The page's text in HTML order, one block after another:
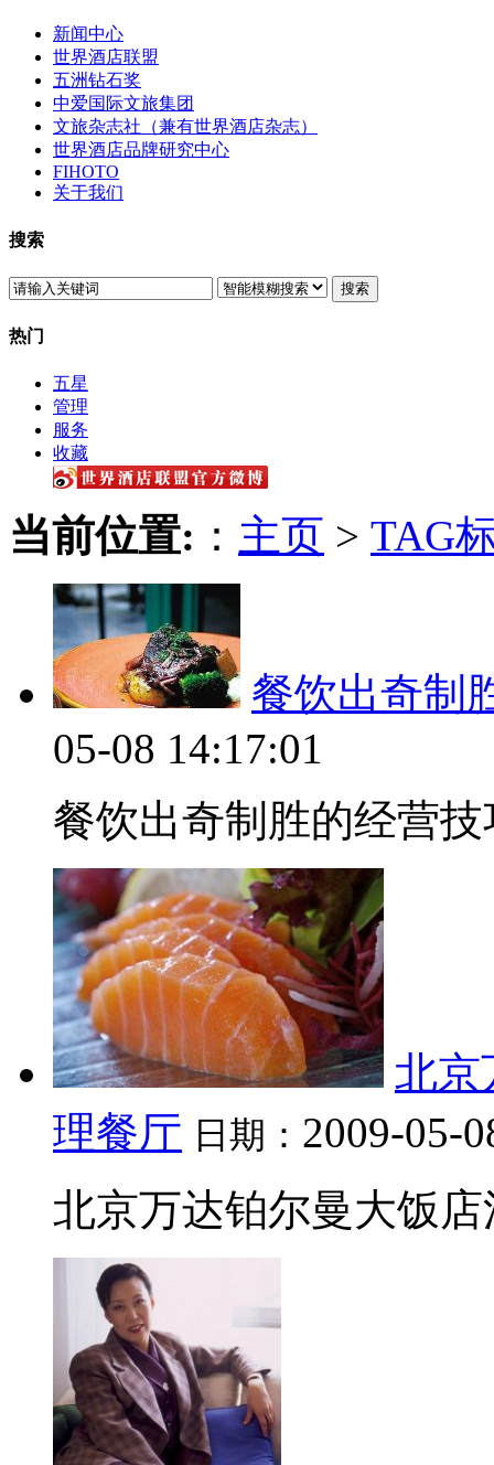
新闻中心
世界酒店联盟
五洲钻石奖
中爱国际文旅集团
文旅杂志社（兼有世界酒店杂志）
世界酒店品牌研究中心
FIHOTO
关于我们
搜索
搜索
热门
五星
管理
服务
收藏
当前位置: ： 主页 > TAG
餐饮出奇制
05-08 14:17:01
餐饮出奇制胜的经营技
北京
理餐厅 日期： 2009-05-
北京万达铂尔曼大饭